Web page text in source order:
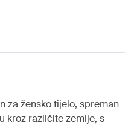
za žensko tijelo, spreman
kroz različite zemlje, s